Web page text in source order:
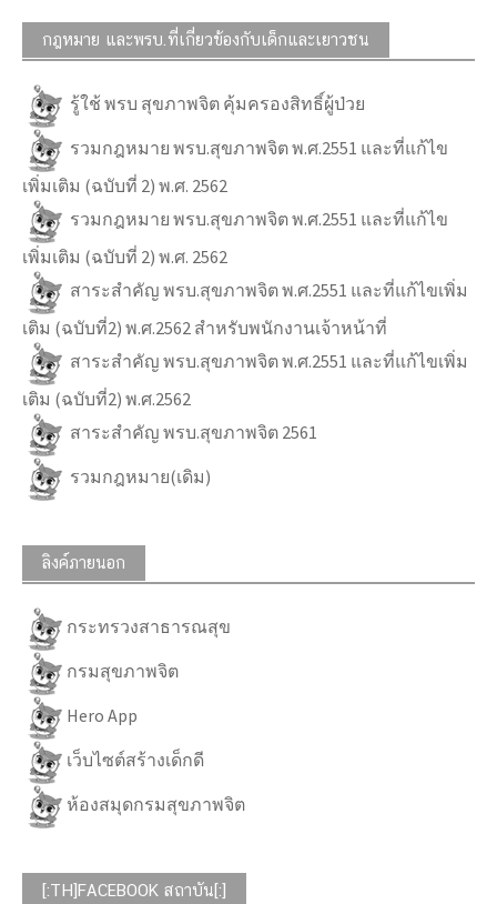
กฎหมาย และพรบ.ที่เกี่ยวข้องกับเด็กและเยาวชน
รู้ใช้ พรบ สุขภาพจิต คุ้มครองสิทธิ์ผู้ป่วย
รวมกฎหมาย พรบ.สุขภาพจิต พ.ศ.2551 และที่แก้ไข
เพิ่มเติม (ฉบับที่ 2) พ.ศ. 2562
รวมกฎหมาย พรบ.สุขภาพจิต พ.ศ.2551 และที่แก้ไข
เพิ่มเติม (ฉบับที่ 2) พ.ศ. 2562
สาระสำคัญ พรบ.สุขภาพจิต พ.ศ.2551 และที่แก้ไขเพิ่ม
เติม (ฉบับที่2) พ.ศ.2562 สำหรับพนักงานเจ้าหน้าที่
สาระสำคัญ พรบ.สุขภาพจิต พ.ศ.2551 และที่แก้ไขเพิ่ม
เติม (ฉบับที่2) พ.ศ.2562
สาระสำคัญ พรบ.สุขภาพจิต 2561
รวมกฎหมาย(เดิม)
ลิงค์ภายนอก
กระทรวงสาธารณสุข
กรมสุขภาพจิต
Hero App
เว็บไซต์สร้างเด็กดี
ห้องสมุดกรมสุขภาพจิต
[:TH]FACEBOOK สถาบัน[:]